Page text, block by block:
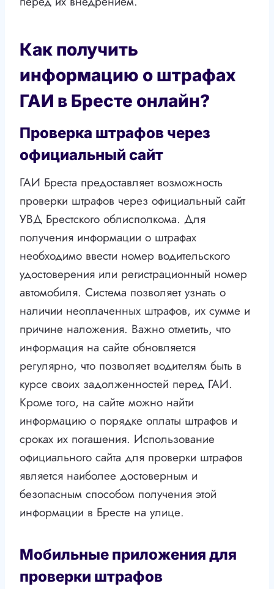
Как получить
информацию о штрафах
ГАИ в Бресте онлайн?
Проверка штрафов через
официальный сайт
ГАИ Бреста предоставляет возможность
проверки штрафов через официальный сайт
УВД Брестского облисполкома. Для
получения информации о штрафах
необходимо ввести номер водительского
удостоверения или регистрационный номер
автомобиля. Система позволяет узнать о
наличии неоплаченных штрафов, их сумме и
причине наложения. Важно отметить, что
информация на сайте обновляется
регулярно, что позволяет водителям быть в
курсе своих задолженностей перед ГАИ.
Кроме того, на сайте можно найти
информацию о порядке оплаты штрафов и
сроках их погашения. Использование
официального сайта для проверки штрафов
является наиболее достоверным и
безопасным способом получения этой
информации в Бресте на улице.
Мобильные приложения для
проверки штрафов